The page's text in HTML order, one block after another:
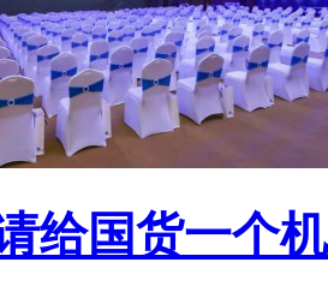
给国货一个